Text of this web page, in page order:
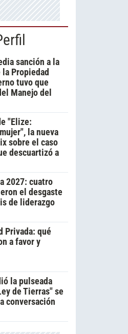
sanción a la
Propiedad
tuvo que
Manejo del
"Elize:
la nueva
sobre el caso
descuartizó a
2027: cuatro
el desgaste
de liderazgo
Privada: qué
a favor y
la pulseada
de Tierras" se
conversación